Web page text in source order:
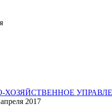
2017